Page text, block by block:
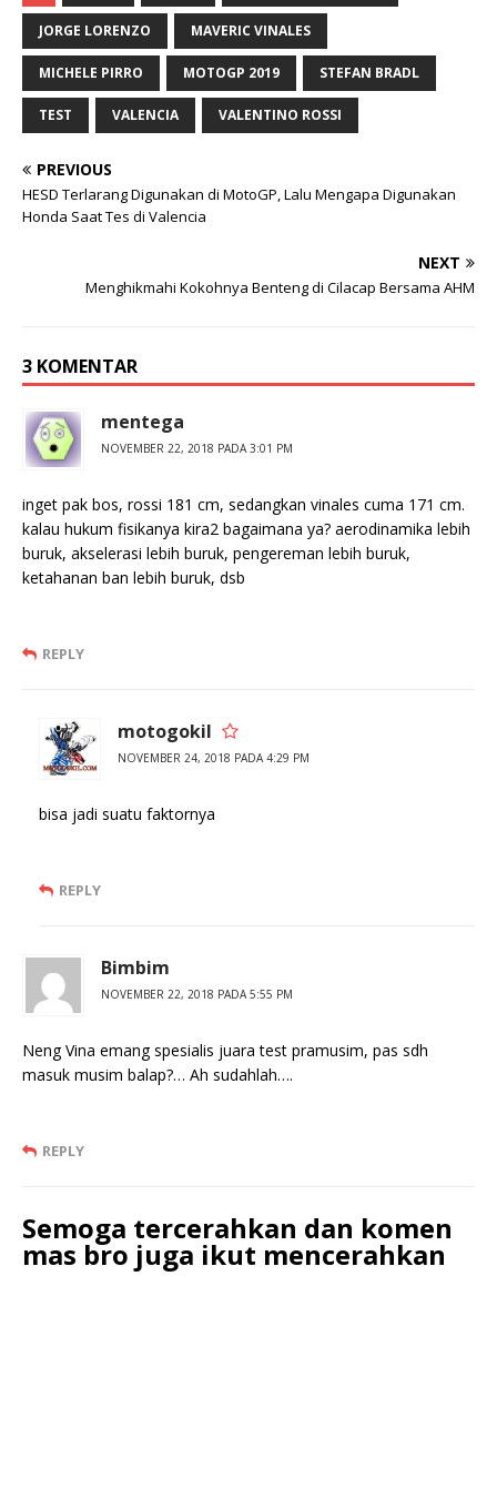
JORGE LORENZO MAVERIC VINALES
MICHELE PIRRO MOTOGP 2019 STEFAN BRADL
TEST VALENCIA VALENTINO ROSSI
PREVIOUS
HESD Terlarang Digunakan di MotoGP, Lalu Mengapa Digunakan
Honda Saat Tes di Valencia
NEXT
Menghikmahi Kokohnya Benteng di Cilacap Bersama AHM
3 KOMENTAR
mentega
NOVEMBER 22, 2018 PADA 3:01 PM
inget pak bos, rossi 181 cm, sedangkan vinales cuma 171 cm.
kalau hukum fisikanya kira2 bagaimana ya? aerodinamika lebih
buruk, akselerasi lebih buruk, pengereman lebih buruk,
ketahanan ban lebih buruk, dsb
REPLY
motogokil
NOVEMBER 24, 2018 PADA 4:29 PM
bisa jadi suatu faktornya
REPLY
Bimbim
NOVEMBER 22, 2018 PADA 5:55 PM
Neng Vina emang spesialis juara test pramusim, pas sdh
masuk musim balap?… Ah sudahlah….
REPLY
Semoga tercerahkan dan komen
mas bro juga ikut mencerahkan